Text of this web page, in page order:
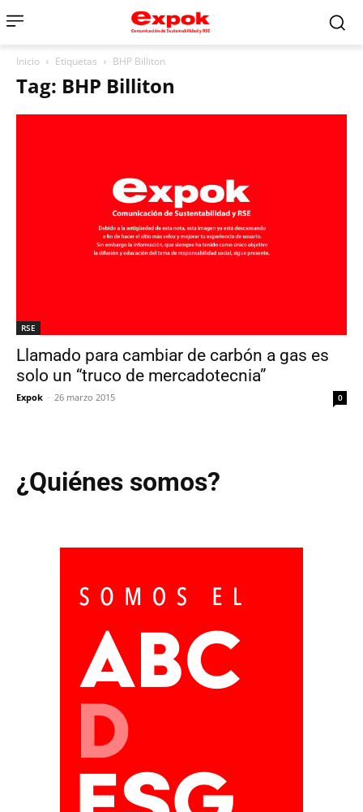
Inicio Etiquetas BHP Billiton
Tag: BHP Billiton
RSE
Llamado para cambiar de carbón a gas es
solo un “truco de mercadotecnia”
Expok - 26 marzo 2015 0
¿Quiénes somos?